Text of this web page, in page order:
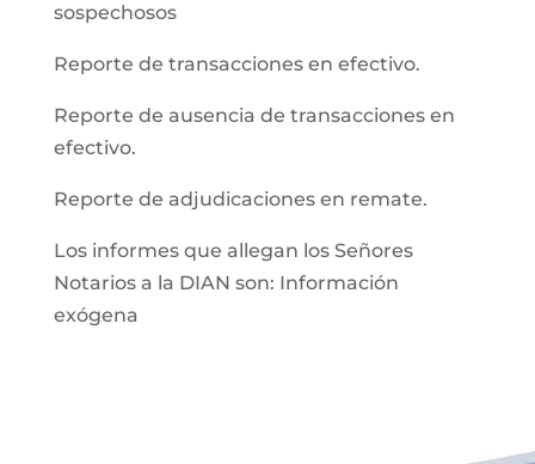
sospechosos
Reporte de transacciones en efectivo.
Reporte de ausencia de transacciones en
efectivo.
Reporte de adjudicaciones en remate.
Los informes que allegan los Señores
Notarios a la DIAN son: Información
exógena